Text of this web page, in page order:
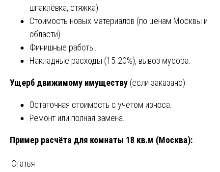
шпаклёвка, стяжка).
Стоимость новых материалов (по ценам Москвы и
области).
Финишные работы.
Накладные расходы (15-20%), вывоз мусора.
Ущерб движимому имуществу (если заказано):
Остаточная стоимость с учётом износа.
Ремонт или полная замена.
Пример расчёта для комнаты 18 кв.м (Москва):
Статья